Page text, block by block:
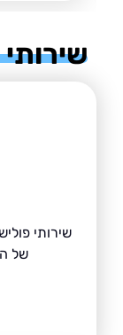
שירותי פוליש
של הרצפה